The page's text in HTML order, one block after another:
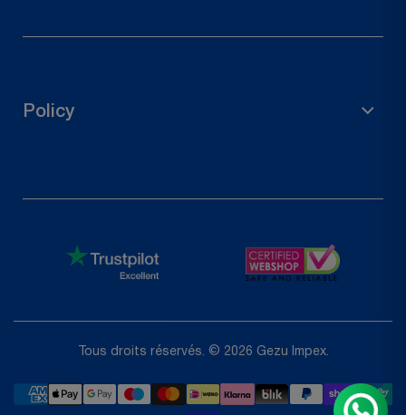
Droit de rétractation
Policy
politique de confidentialité
Conditions d'utilisation
Tous droits réservés. © 2026 Gezu Impex.